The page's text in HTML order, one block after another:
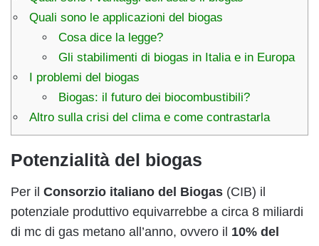
Quali sono le applicazioni del biogas
Cosa dice la legge?
Gli stabilimenti di biogas in Italia e in Europa
I problemi del biogas
Biogas: il futuro dei biocombustibili?
Altro sulla crisi del clima e come contrastarla
Potenzialità del biogas
Per il Consorzio italiano del Biogas (CIB) il
potenziale produttivo equivarrebbe a circa 8 miliardi
di mc di gas metano all’anno, ovvero il 10% del